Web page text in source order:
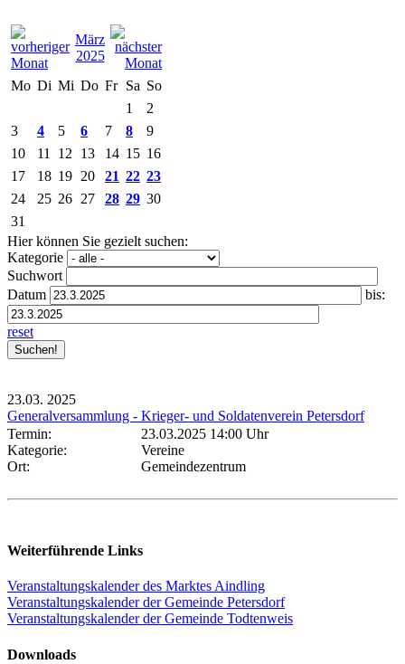
März
2025
Mo Di Mi Do Fr Sa So
1
2
3
4 5 6 7 8
9
10
11 12 13 14 15 16
17
18 19 20 21 22 23
24
25 26 27 28 29 30
31
Hier können Sie gezielt suchen:
Kategorie
Suchwort
Datum
bis:
reset
23.03. 2025
Generalversammlung - Krieger- und Soldatenverein Petersdorf
Termin:
23.03.2025 14:00 Uhr
Kategorie:
Vereine
Ort:
Gemeindezentrum
Weiterführende Links
Veranstaltungskalender des Marktes Aindling
Veranstaltungskalender der Gemeinde Petersdorf
Veranstaltungskalender der Gemeinde Todtenweis
Downloads